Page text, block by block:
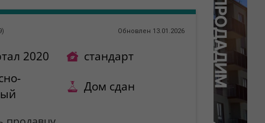
) Обновлен 13.01.2026
2020
стандарт
Дом сдан